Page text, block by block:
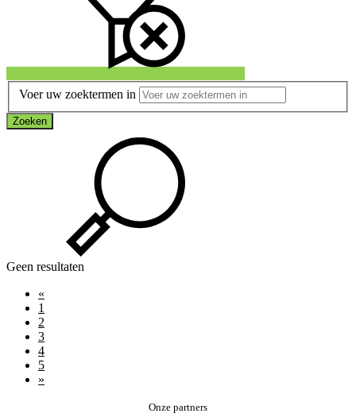
Voer uw zoektermen in
Zoeken
Geen resultaten
«
1
2
3
4
5
»
Onze partners